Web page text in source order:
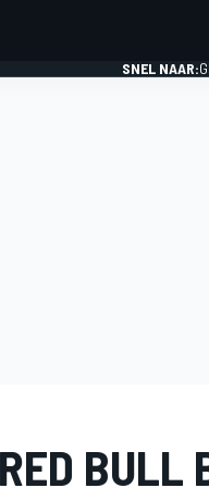
SNEL NAAR:
BULL